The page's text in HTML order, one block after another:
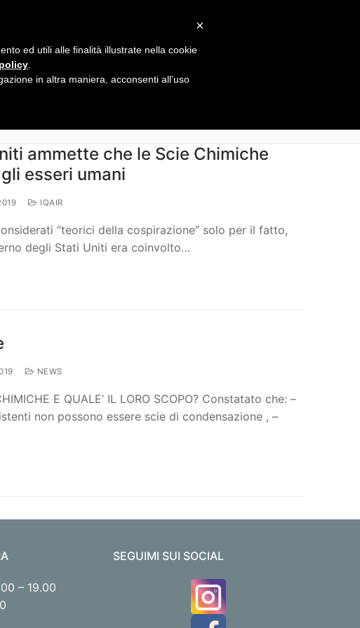
ammette che le Scie Chimiche
esseri umani
IQAIR
“teorici della cospirazione” solo per il fatto,
degli Stati Uniti era coinvolto…
NEWS
E QUALE’ IL LORO SCOPO? Constatato che: –
non possono essere scie di condensazione , –
– 19.00
SEGUIMI SUI SOCIAL
×
ed utili alle finalità illustrate nella cookie
in altra maniera, acconsenti all’uso